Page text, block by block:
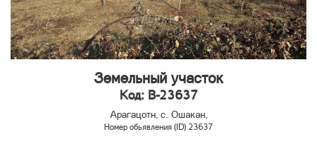
Земельный участок
Код: B-23637
Арагацотн, с. Ошакан,
Номер обьявления (ID) 23637